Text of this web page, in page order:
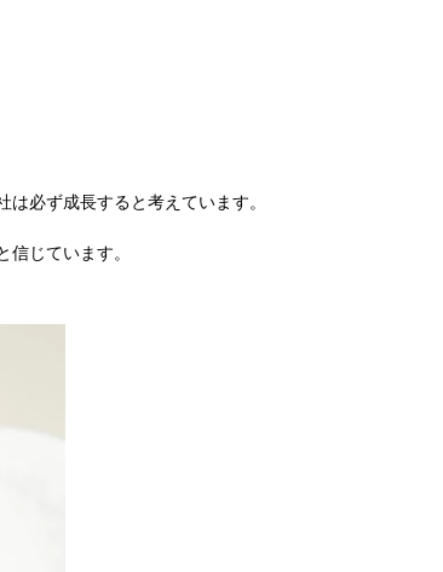
必ず成長すると考えています。
じています。